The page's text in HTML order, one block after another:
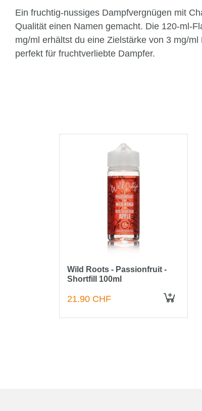
Ein fruchtig-nussiges Dampfvergnügen mit
Qualität einen Namen gemacht. Die 120-ml-
mg/ml erhältst du eine Zielstärke von 3 mg/
perfekt für fruchtverliebte Dampfer.
Wild Roots - Passionfruit -
Shortfill 100ml
21.90 CHF